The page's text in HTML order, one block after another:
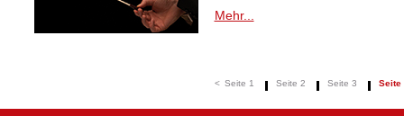
Mehr...
< Seite 1 Seite 2 Seite 3 Seite